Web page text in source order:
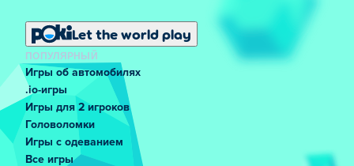
Let the world play
ПОПУЛЯРНЫЙ
Игры об автомобилях
.io-игры
Игры для 2 игроков
Головоломки
Игры с одеванием
Все игры